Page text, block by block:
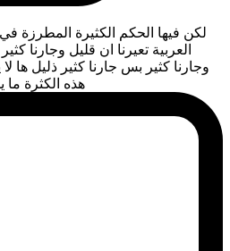
لكن فيها الحكم الكثيرة المطرزة
العربية تعيرنا ان قليل وجارنا
وجارنا كثير بس جارنا كثير ذليل ها
هذه الكثرة ما